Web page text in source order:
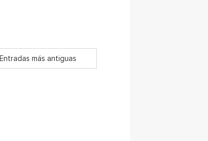
Entradas más antiguas